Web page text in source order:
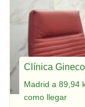
Clínica
Madrid a 89,94
como llegar